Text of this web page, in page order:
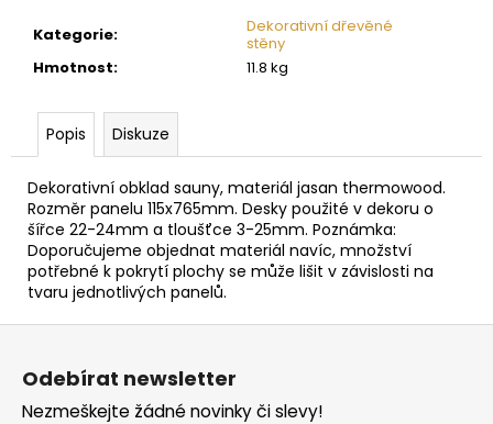
Kategorie:
Dekorativní dřevěné
stěny
Hmotnost: 11.8 kg
Popis Diskuze
Dekorativní obklad sauny, materiál jasan thermowood.
Rozměr panelu 115x765mm. Desky použité v dekoru o
šířce 22-24mm a tloušťce 3-25mm. Poznámka:
Doporučujeme objednat materiál navíc, množství
potřebné k pokrytí plochy se může lišit v závislosti na
tvaru jednotlivých panelů.
č
u
e
SAUNOVÁ
KAMNA
NA
DŘEVO
HARVIA
M3
138
Kč
Z
Odebírat newsletter
Nezmeškejte žádné novinky či slevy!